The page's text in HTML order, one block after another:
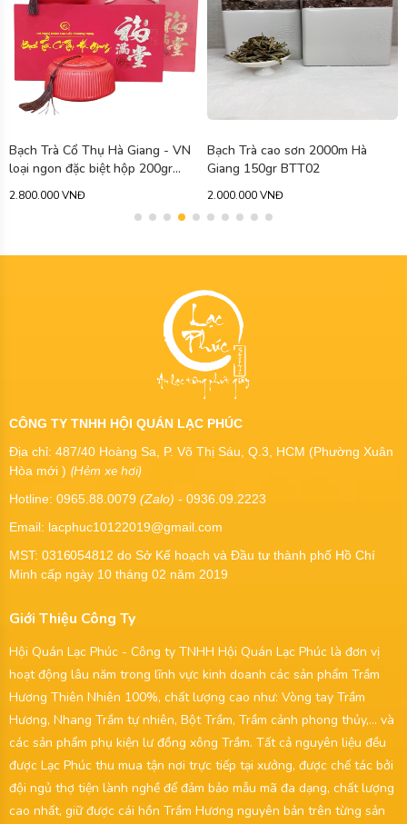
Bạch Trà Cổ Thụ Hà Giang - VN
loại ngon đặc biệt hộp 200gr
BTT01
2.800.000 VNĐ
Bạch Trà cao sơn 2000m Hà
Giang 150gr BTT02
2.000.000 VNĐ
CÔNG TY TNHH HỘI QUÁN LẠC PHÚC
Địa chỉ: 487/40 Hoàng Sa, P. Võ Thị Sáu, Q.3, HCM (Phường Xuân
Hòa mới ) (Hẻm xe hơi)
Hotline: 0965.88.0079 (Zalo) - 0936.09.2223
Email: lacphuc10122019@gmail.com
MST: 0316054812 do Sở Kế hoạch và Đầu tư thành phố Hồ Chí
Minh cấp ngày 10 tháng 02 năm 2019
Giới Thiệu Công Ty
Hội Quán Lạc Phúc - Công ty TNHH Hội Quán Lạc Phúc là đơn vị
hoạt động lâu năm trong lĩnh vực kinh doanh các sản phẩm Trầm
Hương Thiên Nhiên 100%, chất lượng cao như: Vòng tay Trầm
Hương, Nhang Trầm tự nhiên, Bột Trầm, Trầm cảnh phong thủy,... và
các sản phẩm phụ kiện lư đồng xông Trầm. Tất cả nguyên liệu đều
được Lạc Phúc thu mua tận nơi trực tiếp tại xưởng, được chế tác bởi
đội ngủ thợ tiện lành nghề để đảm bảo mẫu mã đa dạng, chất lượng
cao nhất, giữ được cái hồn Trầm Hương nguyên bản trên từng sản